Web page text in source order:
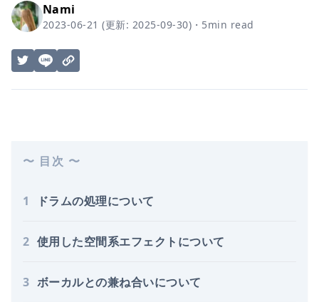
Nami
2023-06-21 (更新: 2025-09-30) ・ 5min read
〜 目次 〜
1 ドラムの処理について
2 使用した空間系エフェクトについて
3 ボーカルとの兼ね合いについて